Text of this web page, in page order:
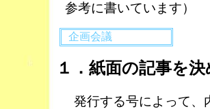
参考に書いています）
企画会議
１．紙面の記事を
発行する号によって、